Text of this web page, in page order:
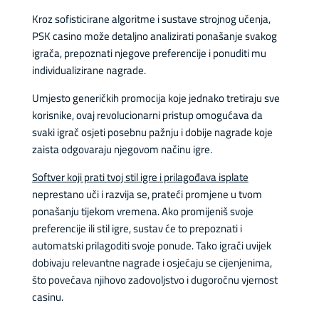
Kroz sofisticirane algoritme i sustave strojnog učenja,
PSK casino može detaljno analizirati ponašanje svakog
igrača, prepoznati njegove preferencije i ponuditi mu
individualizirane nagrade.
Umjesto generičkih promocija koje jednako tretiraju sve
korisnike, ovaj revolucionarni pristup omogućava da
svaki igrač osjeti posebnu pažnju i dobije nagrade koje
zaista odgovaraju njegovom načinu igre.
Softver koji prati tvoj stil igre i prilagođava isplate
neprestano uči i razvija se, prateći promjene u tvom
ponašanju tijekom vremena. Ako promijeniš svoje
preferencije ili stil igre, sustav će to prepoznati i
automatski prilagoditi svoje ponude. Tako igrači uvijek
dobivaju relevantne nagrade i osjećaju se cijenjenima,
što povećava njihovo zadovoljstvo i dugoročnu vjernost
casinu.